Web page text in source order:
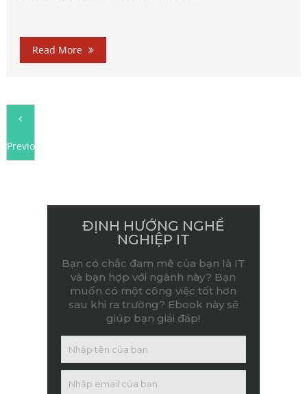
Read More
Previous
ĐỊNH HƯỚNG NGHỀ
NGHIỆP IT
Bạn có chắc đam mê của bạn là IT
và bạn hợp với ngành này? Bạn
muốn có một công việc tốt hơn
sau khi ra trường? Ebook này sẽ
giúp bạn giải đáp!